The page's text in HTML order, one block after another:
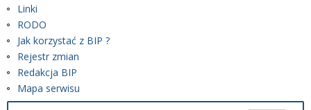
Linki
RODO
Jak korzystać z BIP ?
Rejestr zmian
Redakcja BIP
Mapa serwisu